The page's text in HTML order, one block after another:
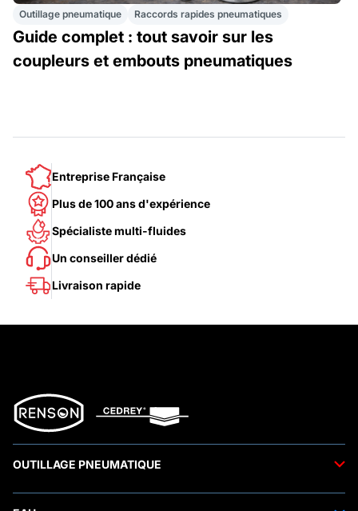
Outillage pneumatique Raccords rapides pneumatiques
Guide complet : tout savoir sur les
coupleurs et embouts pneumatiques
Entreprise Française
Plus de 100 ans d'expérience
Spécialiste multi-fluides
Un conseiller dédié
Livraison rapide
OUTILLAGE PNEUMATIQUE